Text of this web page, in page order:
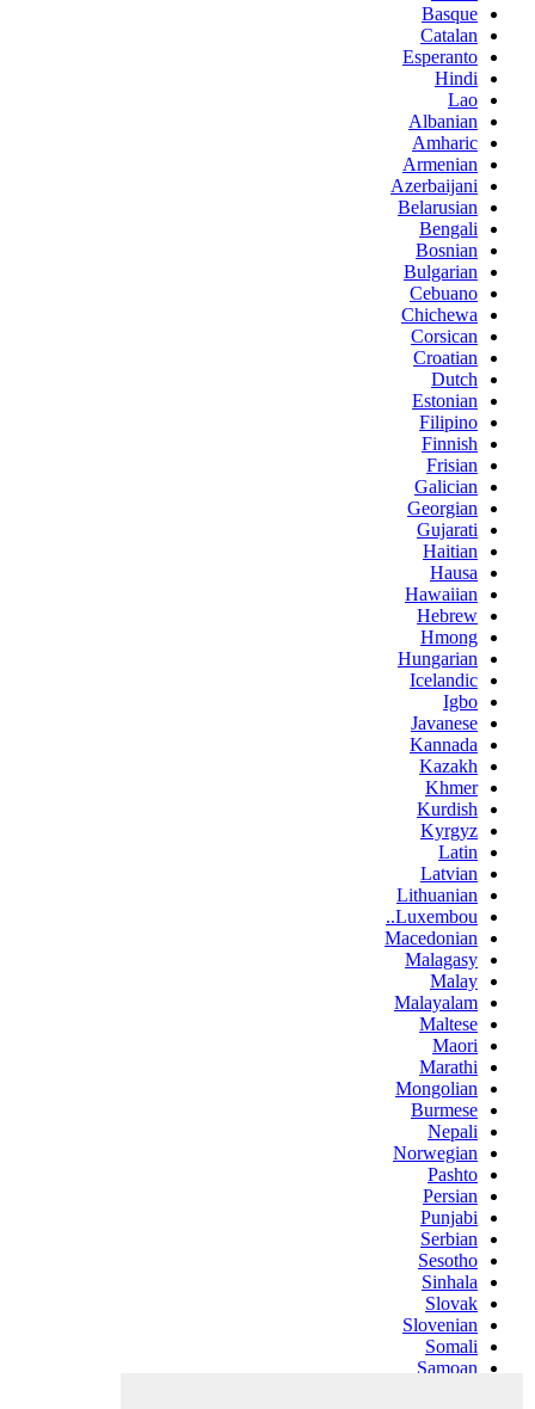
Basque
Catalan
Esperanto
Hindi
Lao
Albanian
Amharic
Armenian
Azerbaijani
Belarusian
Bengali
Bosnian
Bulgarian
Cebuano
Chichewa
Corsican
Croatian
Dutch
Estonian
Filipino
Finnish
Frisian
Galician
Georgian
Gujarati
Haitian
Hausa
Hawaiian
Hebrew
Hmong
Hungarian
Icelandic
Igbo
Javanese
Kannada
Kazakh
Khmer
Kurdish
Kyrgyz
Latin
Latvian
Lithuanian
Luxembou..
Macedonian
Malagasy
Malay
Malayalam
Maltese
Maori
Marathi
Mongolian
Burmese
Nepali
Norwegian
Pashto
Persian
Punjabi
Serbian
Sesotho
Sinhala
Slovak
Slovenian
Somali
Samoan